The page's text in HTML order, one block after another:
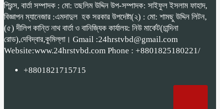
প্রিন্স, বার্তা সম্পাদক : মো: তছলিম উদ্দিন উপ-সম্পাদক: সাইফুল ইসলাম ফাহাদ,
বিজ্ঞাপন ম্যানেজার :এমদাদুল হক সরকার উপদেষ্টা(২) : মো: শামছু উদ্দিন লিটন,
(৫) দীলিপ কান্তি নাথ বার্তা ও বানিজ্যিক কার্যালয়: নিউ মার্কেট(চান্দিনা
রোড),দেবিদ্বার,কুমিল্লা। Gmail :24hrstvbd@gmail.com
Website:www.24hrstvbd.com Phone : +8801825180221/
+8801821715715